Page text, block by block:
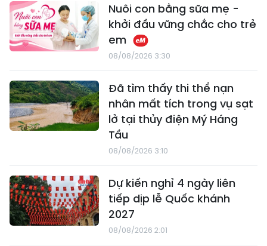
Nuôi con bằng sữa mẹ -
khởi đầu vững chắc cho trẻ
em
08/08/2026 3:30
Đã tìm thấy thi thể nạn
nhân mất tích trong vụ sạt
lở tại thủy điện Mý Háng
Tầu
08/08/2026 3:10
Dự kiến nghỉ 4 ngày liên
tiếp dịp lễ Quốc khánh
2027
08/08/2026 2:01